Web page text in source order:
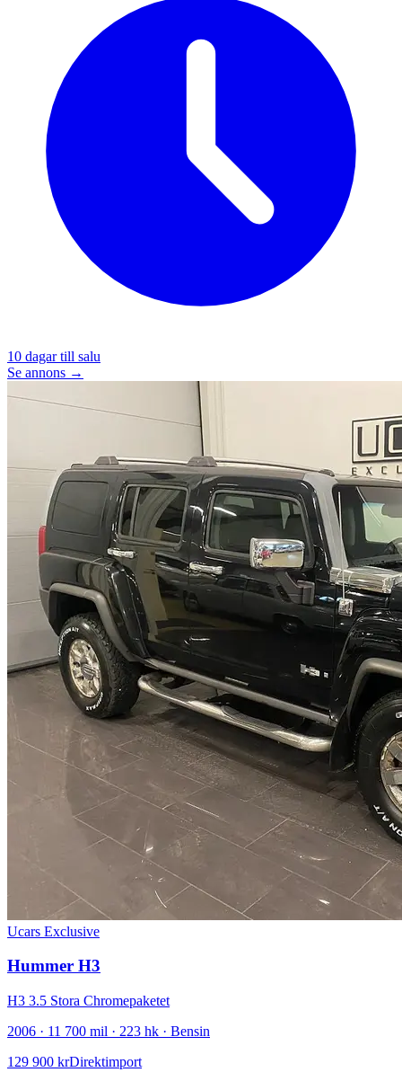
10 dagar till salu
Se annons →
Ucars Exclusive
Hummer H3
H3 3.5 Stora Chromepaketet
2006 · 11 700 mil · 223 hk · Bensin
129 900 krDirektimport